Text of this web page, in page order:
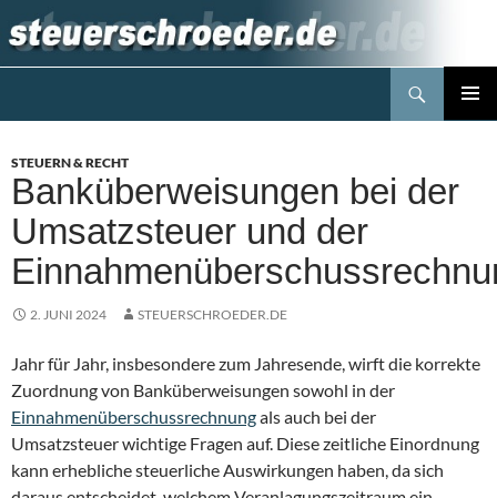
Inhalt
springen
STEUERN & RECHT
Banküberweisungen bei der
Umsatzsteuer und der
2. JUNI 2024 STEUERSCHROEDER.DE
Jahr für Jahr, insbesondere zum Jahresende, wirft die korrekte
Zuordnung von Banküberweisungen sowohl in der
Einnahmenüberschussrechnungals auch bei der
Umsatzsteuer wichtige Fragen auf. Diese zeitliche Einordnung
kann erhebliche steuerliche Auswirkungen haben, da sich